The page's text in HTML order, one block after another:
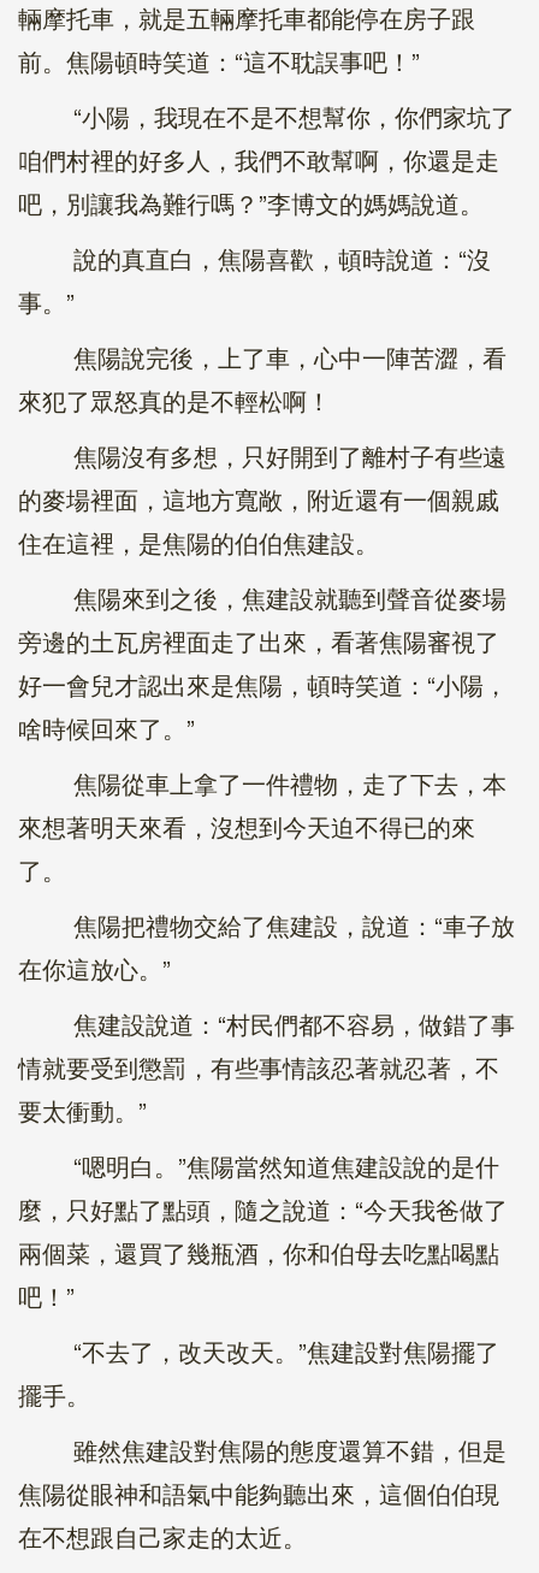
輛摩托車，就是五輛摩托車都能停在房子跟
前。焦陽頓時笑道：“這不耽誤事吧！”
“小陽，我現在不是不想幫你，你們家坑了
咱們村裡的好多人，我們不敢幫啊，你還是走
吧，別讓我為難行嗎？”李博文的媽媽說道。
說的真直白，焦陽喜歡，頓時說道：“沒
事。”
焦陽說完後，上了車，心中一陣苦澀，看
來犯了眾怒真的是不輕松啊！
焦陽沒有多想，只好開到了離村子有些遠
的麥場裡面，這地方寬敞，附近還有一個親戚
住在這裡，是焦陽的伯伯焦建設。
焦陽來到之後，焦建設就聽到聲音從麥場
旁邊的土瓦房裡面走了出來，看著焦陽審視了
好一會兒才認出來是焦陽，頓時笑道：“小陽，
啥時候回來了。”
焦陽從車上拿了一件禮物，走了下去，本
來想著明天來看，沒想到今天迫不得已的來
了。
焦陽把禮物交給了焦建設，說道：“車子放
在你這放心。”
焦建設說道：“村民們都不容易，做錯了事
情就要受到懲罰，有些事情該忍著就忍著，不
要太衝動。”
“嗯明白。”焦陽當然知道焦建設說的是什
麼，只好點了點頭，隨之說道：“今天我爸做了
兩個菜，還買了幾瓶酒，你和伯母去吃點喝點
吧！”
“不去了，改天改天。”焦建設對焦陽擺了
擺手。
雖然焦建設對焦陽的態度還算不錯，但是
焦陽從眼神和語氣中能夠聽出來，這個伯伯現
在不想跟自己家走的太近。